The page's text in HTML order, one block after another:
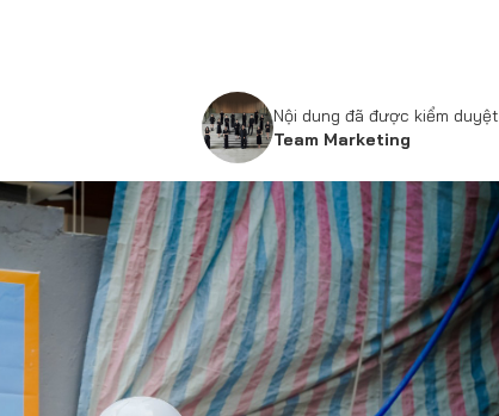
Nội dung đã được kiểm duyệt
Team Marketing